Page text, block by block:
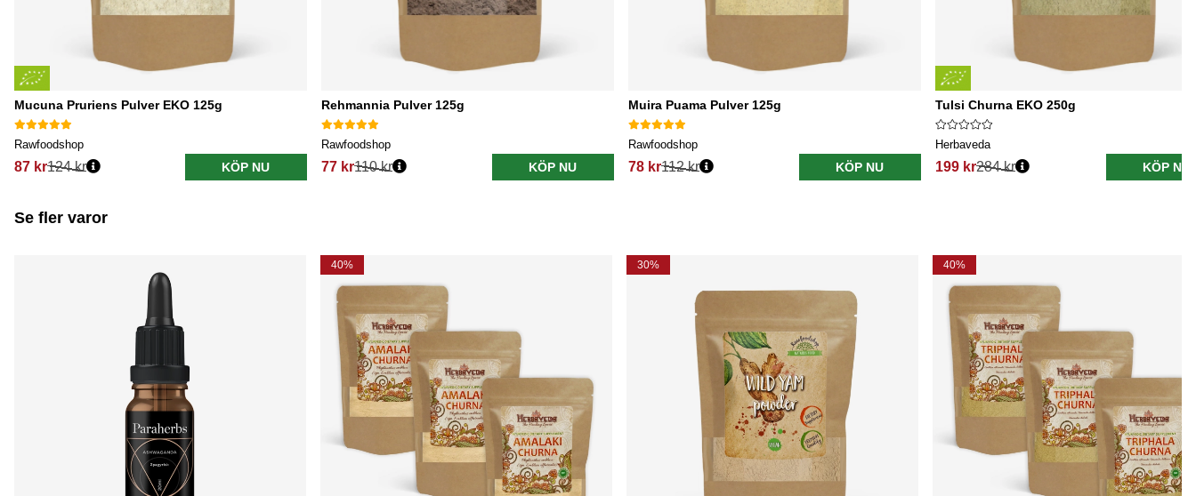
Mucuna Pruriens Pulver EKO 125g
Rawfoodshop
87 kr124 kr KÖP NU
Rehmannia Pulver 125g
Rawfoodshop
77 kr110 kr KÖP NU
Muira Puama Pulver 125g
Rawfoodshop
78 kr112 kr KÖP NU
Tulsi Churna EKO 250g
Herbaveda
199 kr284 kr KÖP NU
Se fler varor
40% 30% 40%